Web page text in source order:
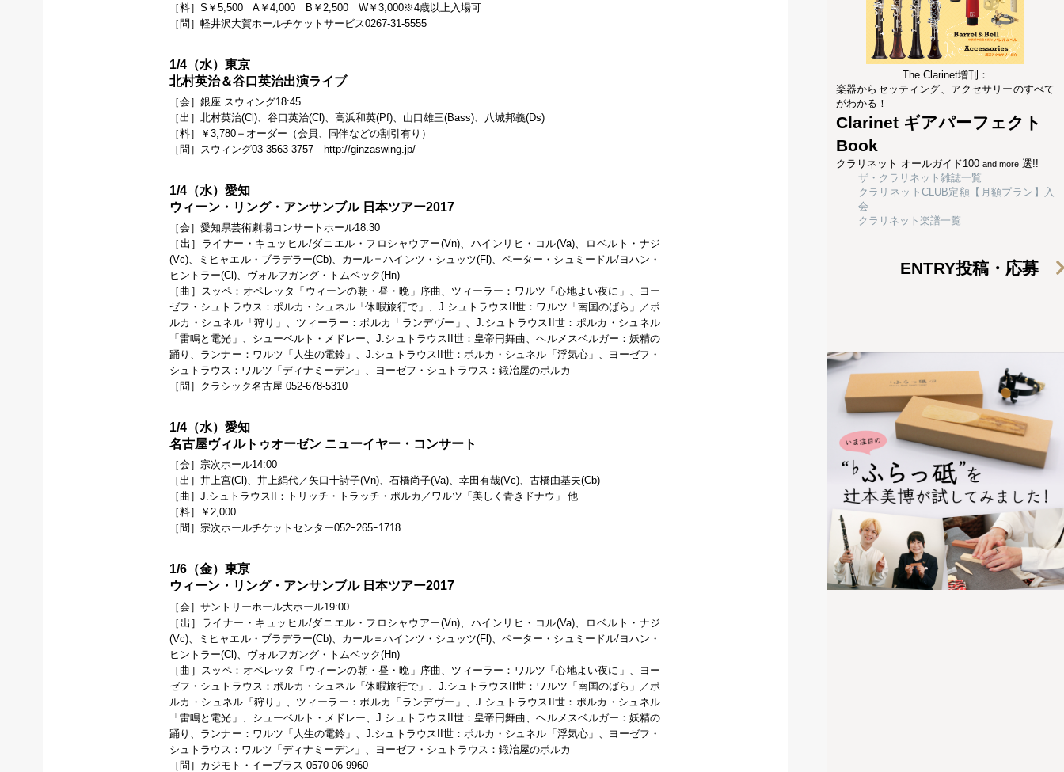
［料］S￥5,500 A￥4,000 B￥2,500 W￥3,000※4歳以上入場可
［問］軽井沢大賀ホールチケットサービス0267-31-5555
1/4（水）東京
北村英治＆谷口英治出演ライブ
［会］銀座 スウィング18:45
［出］北村英治(Cl)、谷口英治(Cl)、高浜和英(Pf)、山口雄三(Bass)、八城邦義(Ds)
［料］￥3,780＋オーダー（会員、同伴などの割引有り）
［問］スウィング03-3563-3757 http://ginzaswing.jp/
1/4（水）愛知
ウィーン・リング・アンサンブル 日本ツアー2017
［会］愛知県芸術劇場コンサートホール18:30
［出］ライナー・キュッヒル/ダニエル・フロシャウアー(Vn)、ハインリヒ・コル(Va)、ロベルト・ナジ
(Vc)、ミヒャエル・ブラデラー(Cb)、カール＝ハインツ・シュッツ(Fl)、ペーター・シュミードル/ヨハン・
ヒントラー(Cl)、ヴォルフガング・トムベック(Hn)
［曲］スッペ：オペレッタ「ウィーンの朝・昼・晩」序曲、ツィーラー：ワルツ「心地よい夜に」、ヨー
ゼフ・シュトラウス：ポルカ・シュネル「休暇旅行で」、J.シュトラウスII世：ワルツ「南国のばら」／ポ
ルカ・シュネル「狩り」、ツィーラー：ポルカ「ランデヴー」、J.シュトラウスII世：ポルカ・シュネル
「雷鳴と電光」、シューベルト・メドレー、J.シュトラウスII世：皇帝円舞曲、ヘルメスベルガー：妖精の
踊り、ランナー：ワルツ「人生の電鈴」、J.シュトラウスII世：ポルカ・シュネル「浮気心」、ヨーゼフ・
シュトラウス：ワルツ「ディナミーデン」、ヨーゼフ・シュトラウス：鍛冶屋のポルカ
［問］クラシック名古屋 052-678-5310
1/4（水）愛知
名古屋ヴィルトゥオーゼン ニューイヤー・コンサート
［会］宗次ホール14:00
［出］井上宮(Cl)、井上絹代／矢口十詩子(Vn)、石橋尚子(Va)、幸田有哉(Vc)、古橋由基夫(Cb)
［曲］J.シュトラウスII：トリッチ・トラッチ・ポルカ／ワルツ「美しく青きドナウ」 他
［料］￥2,000
［問］宗次ホールチケットセンター052ｰ265ｰ1718
1/6（金）東亰
ウィーン・リング・アンサンブル 日本ツアー2017
［会］サントリーホール大ホール19:00
［出］ライナー・キュッヒル/ダニエル・フロシャウアー(Vn)、ハインリヒ・コル(Va)、ロベルト・ナジ
(Vc)、ミヒャエル・ブラデラー(Cb)、カール＝ハインツ・シュッツ(Fl)、ペーター・シュミードル/ヨハン・
ヒントラー(Cl)、ヴォルフガング・トムベック(Hn)
［曲］スッペ：オペレッタ「ウィーンの朝・昼・晩」序曲、ツィーラー：ワルツ「心地よい夜に」、ヨー
ゼフ・シュトラウス：ポルカ・シュネル「休暇旅行で」、J.シュトラウスII世：ワルツ「南国のばら」／ポ
ルカ・シュネル「狩り」、ツィーラー：ポルカ「ランデヴー」、J.シュトラウスII世：ポルカ・シュネル
「雷鳴と電光」、シューベルト・メドレー、J.シュトラウスII世：皇帝円舞曲、ヘルメスベルガー：妖精の
踊り、ランナー：ワルツ「人生の電鈴」、J.シュトラウスII世：ポルカ・シュネル「浮気心」、ヨーゼフ・
シュトラウス：ワルツ「ディナミーデン」、ヨーゼフ・シュトラウス：鍛冶屋のポルカ
［問］カジモト・イープラス 0570-06-9960
The Clarinet増刊：
楽器からセッティング、アクセサリーのすべて
がわかる！
Clarinet ギアパーフェクト
Book
クラリネット オールガイド100 and more 選!!
ザ・クラリネット雑誌一覧
クラリネットCLUB定額【月額プラン】入
会
クラリネット楽譜一覧
ENTRY投稿・応募